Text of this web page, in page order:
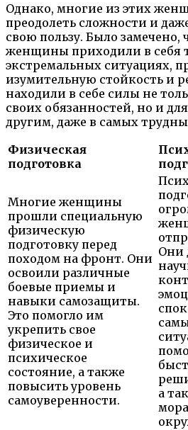
Однако, многие из этих
преодолеть сложности и
свою пользу. Было замечено,
женщины приходили в себя
экстремальных ситуациях,
изумительную стойкость и
находили в себе силы не
своих обязанностей, но и
другим, даже в самых
Физическая
подготовка
Многие женщины
прошли специальную
физическую
подготовку перед
походом на фронт. Они
освоили различные
боевые приемы и
навыки самозащиты.
Это помогло им
укрепить свое
физическое и
психическое
состояние, а также
повысить уровень
самоуверенности.
Они
а